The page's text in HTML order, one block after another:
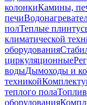
колонкиКамины,
печи
полТеплые
климатической
оборудования
циркуляционные
водыДымоходы и
техникой
теплого пола
оборудования